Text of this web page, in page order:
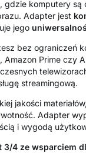
komputery są
Adapter jest
jego
bez ograniczeń
Prime czy
streamingową.
jakości
Adapter
i wygodą
4 ze wsparciem